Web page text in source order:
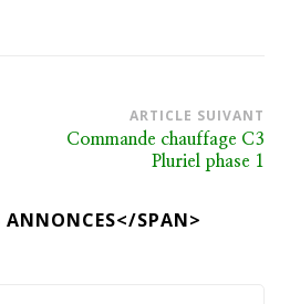
ARTICLE SUIVANT
Commande chauffage C3
Pluriel phase 1
ANNONCES</SPAN>